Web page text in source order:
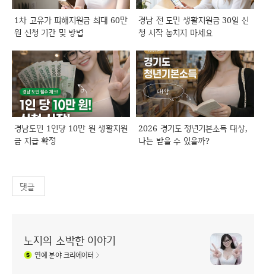
1차 고유가 피해지원금 최대 60만
원 신청 기간 및 방법
경남 전 도민 생활지원금 30일 신
청 시작 놓치지 마세요
경남도민 1인당 10만 원 생활지원
금 지급 확정
2026 경기도 청년기본소득 대상,
나는 받을 수 있을까?
댓글
노지의 소박한 이야기
연예분야 크리에이터